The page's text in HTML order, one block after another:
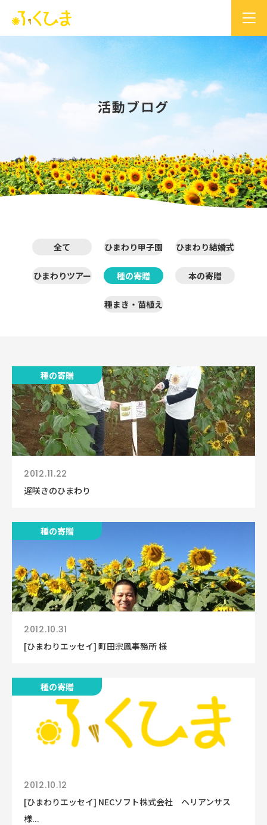
活動ブログ
全て ひまわり甲子園 ひまわり結婚式
ひまわりツアー 種の寄贈 本の寄贈
種まき・苗植え
種の寄贈
2012.11.22
遅咲きのひまわり
種の寄贈
2012.10.31
[ひまわりエッセイ] 町田宗鳳事務所 様
種の寄贈
2012.10.12
[ひまわりエッセイ] NECソフト株式会社 ヘリアンサス
様...